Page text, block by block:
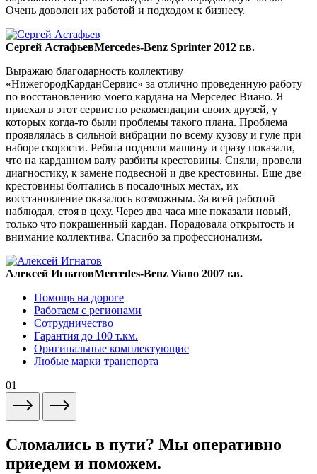
Очень доволен их работой и подходом к бизнесу.
Сергей АстафьевMercedes-Benz Sprinter 2012 г.в.
Выражаю благодарность коллективу
«НижегородКарданСервис» за отлично проведенную работу
по восстановлению моего кардана на Мерседес Виано. Я
приехал в этот сервис по рекомендации своих друзей, у
которых когда-то были проблемы такого плана. Проблема
проявлялась в сильной вибрации по всему кузову и гуле при
наборе скорости. Ребята подняли машину и сразу показали,
что на карданном валу разбиты крестовины. Сняли, провели
диагностику, к замене подвесной и две крестовины. Еще две
крестовины болтались в посадочных местах, их
восстановление оказалось возможным. За всей работой
наблюдал, стоя в цеху. Через два часа мне показали новый,
только что покрашенный кардан. Порадовала открытость и
внимание коллектива. Спасибо за профессионализм.
Алексей ИгнатовMercedes-Benz Viano 2007 г.в.
Помощь на дороге
Работаем с регионами
Сотрудничество
Гарантия до 100 т.км.
Оригинальные комплектующие
Любые марки транспорта
01
Сломались в пути? Мы оперативно
приедем и поможем.